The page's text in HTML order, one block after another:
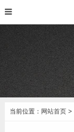
当前位置： 网站首页 >